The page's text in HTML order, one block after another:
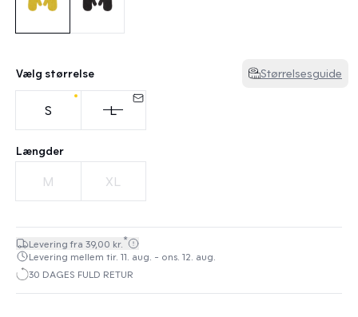
Vælg størrelse Størrelsesguide
S L
Længder
M XL
Levering fra 39,00 kr.*
Levering mellem tir. 11. aug. - ons. 12. aug.
30 DAGES FULD RETUR